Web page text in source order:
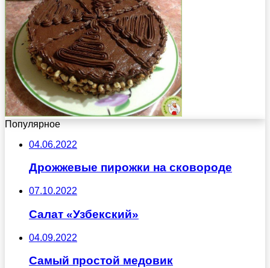
Популярное
04.06.2022
Дрожжевые пирожки на сковороде
07.10.2022
Салат «Узбекский»
04.09.2022
Самый простой медовик